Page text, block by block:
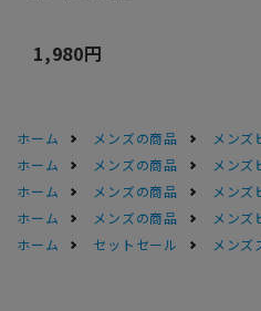
1,980円
ホーム メンズの商品 メンズ
ホーム
メンズの商品 メンズ
ホーム
メンズの商品 メンズ
ホーム
メンズの商品 メンズ
ホーム
セットセール メン